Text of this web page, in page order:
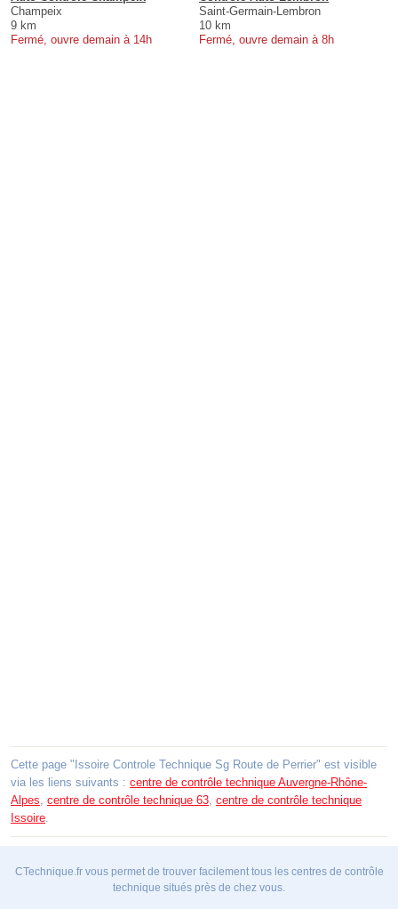
Champeix
9 km
Fermé, ouvre demain à 14h
Saint-Germain-Lembron
10 km
Fermé, ouvre demain à 8h
Cette page "Issoire Controle Technique Sg Route de Perrier" est visible
via les liens suivants : centre de contrôle technique Auvergne-Rhône-
Alpes, centre de contrôle technique 63, centre de contrôle technique
Issoire.
CTechnique.fr vous permet de trouver facilement tous les centres de contrôle
technique situés près de chez vous.